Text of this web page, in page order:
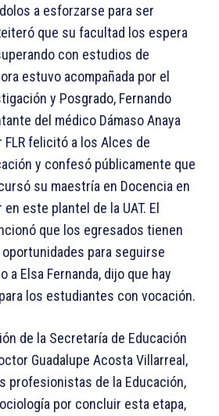
a esforzarse para ser
que su facultad los espera
con estudios de
estuvo acompañada por el
y Posgrado, Fernando
del médico Dámaso Anaya
FLR felicitó a los Alces de
y confesó públicamente que
su maestría en Docencia en
este plantel de la UAT. El
que los egresados tienen
para seguirse
a Elsa Fernanda, dijo que hay
los estudiantes con vocación.
de la Secretaría de Educación
Guadalupe Acosta Villarreal,
profesionistas de la Educación,
por concluir esta etapa,